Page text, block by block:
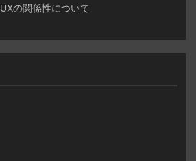
の関係性について